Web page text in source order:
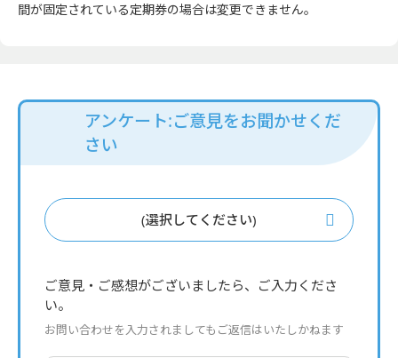
間が固定されている定期券の場合は変更できません。
アンケート:ご意見をお聞かせくだ
さい
(選択してください)
ご意見・ご感想がございましたら、ご入力くださ
い。
お問い合わせを入力されましてもご返信はいたしかねます